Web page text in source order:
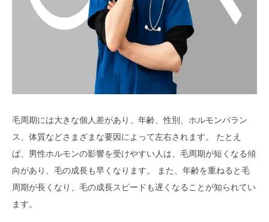
毛周期には大きな個人差があり、年齢、性別、ホルモンバラン
ス、体質などさまざまな要因によって左右されます。 たとえ
ば、男性ホルモンの影響を受けやすい人は、毛周期が短くなる傾
向があり、毛の成長も早くなります。 また、年齢を重ねると毛
周期が長くなり、毛の成長スピードも遅くなることが知られてい
ます。